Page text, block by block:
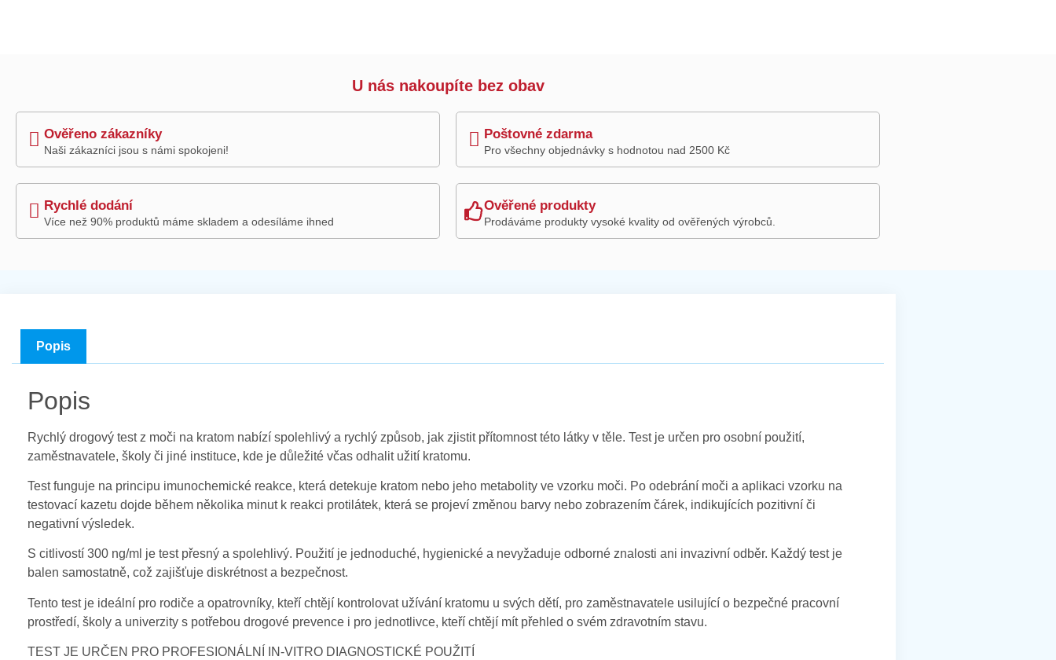
U nás nakoupíte bez obav
Ověřeno zákazníky
Naši zákazníci jsou s námi spokojeni!
Rychlé dodání
Více než 90% produktů máme skladem a odesíláme ihned
Poštovné zdarma
Pro všechny objednávky s hodnotou nad 2500 Kč
Ověřené produkty
Prodáváme produkty vysoké kvality od ověřených výrobců.
Popis
Popis
Rychlý drogový test z moči na kratom nabízí spolehlivý a rychlý způsob, jak zjistit přítomnost této látky v těle. Test je určen pro osobní použití,
zaměstnavatele, školy či jiné instituce, kde je důležité včas odhalit užití kratomu.
Test funguje na principu imunochemické reakce, která detekuje kratom nebo jeho metabolity ve vzorku moči. Po odebrání moči a aplikaci vzorku na
testovací kazetu dojde během několika minut k reakci protilátek, která se projeví změnou barvy nebo zobrazením čárek, indikujících pozitivní či
negativní výsledek.
S citlivostí 300 ng/ml je test přesný a spolehlivý. Použití je jednoduché, hygienické a nevyžaduje odborné znalosti ani invazivní odběr. Každý test je
balen samostatně, což zajišťuje diskrétnost a bezpečnost.
Tento test je ideální pro rodiče a opatrovníky, kteří chtějí kontrolovat užívání kratomu u svých dětí, pro zaměstnavatele usilující o bezpečné pracovní
prostředí, školy a univerzity s potřebou drogové prevence i pro jednotlivce, kteří chtějí mít přehled o svém zdravotním stavu.
TEST JE URČEN PRO PROFESIONÁLNÍ IN-VITRO DIAGNOSTICKÉ POUŽITÍ